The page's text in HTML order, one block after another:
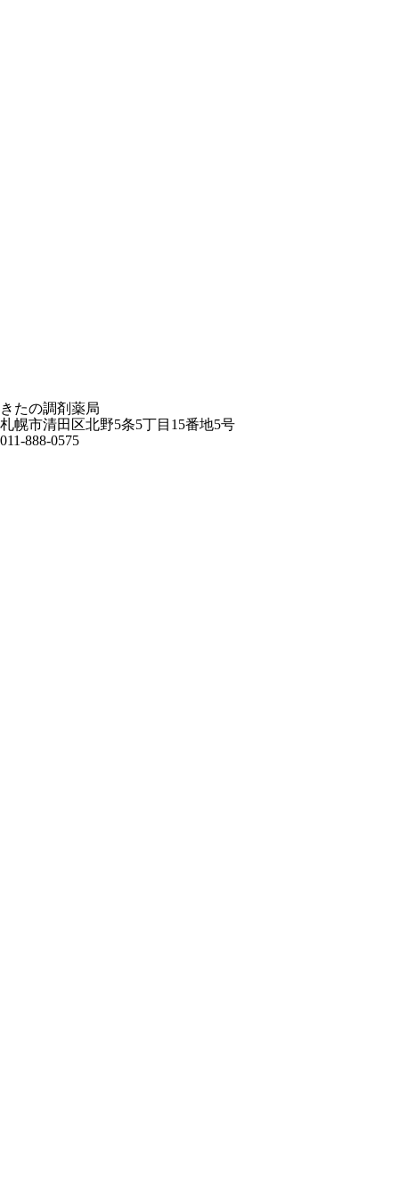
きたの調剤薬局
札幌市清田区北野5条5丁目15番地5号
011-888-0575